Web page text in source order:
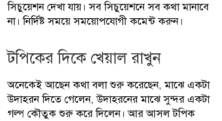
সিচুয়েশন দেখা যায়। সব সিচুয়েশনে সব কথা মানাবে
না। নির্দিষ্ট সময়ে সময়োপযোগী কমেন্ট করুন।
টপিকের দিকে খেয়াল রাখুন
অনেকেই আছেন কথা বলা শুরু করেছেন, মাঝে একটা
উদাহরন দিতে গেলেন, উদাহরনের মাঝে সুন্দর একটা
গল্প কৌতুক শুরু করে দিলেন। আর আসল টপিক